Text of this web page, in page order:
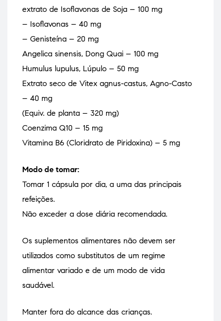
extrato de Isoflavonas de Soja – 100 mg
– Isoflavonas – 40 mg
– Genisteína – 20 mg
Angelica sinensis, Dong Quai – 100 mg
Humulus lupulus, Lúpulo – 50 mg
Extrato seco de Vitex agnus-castus, Agno-Casto
– 40 mg
(Equiv. de planta – 320 mg)
Coenzima Q10 – 15 mg
Vitamina B6 (Cloridrato de Piridoxina) – 5 mg
Modo de tomar:
Tomar 1 cápsula por dia, a uma das principais
refeições.
Não exceder a dose diária recomendada.
Os suplementos alimentares não devem ser
utilizados como substitutos de um regime
alimentar variado e de um modo de vida
saudável.
Manter fora do alcance das crianças.